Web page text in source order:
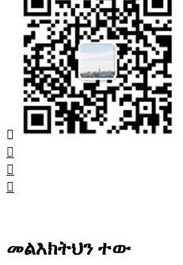




መልእክትህን ተው